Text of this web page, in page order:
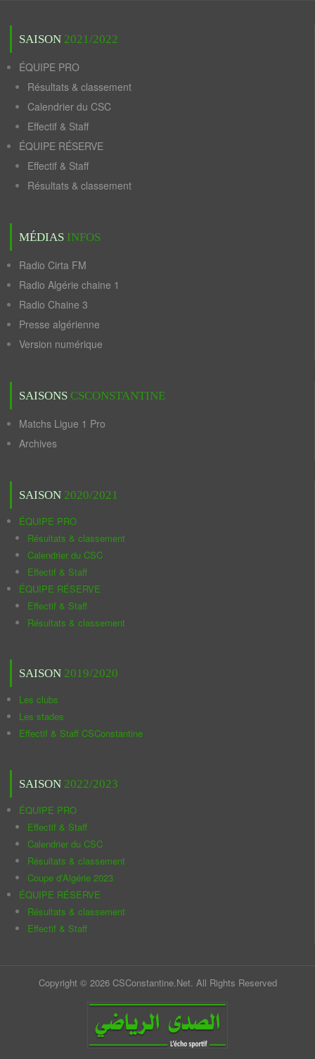
SAISON 2021/2022
ÉQUIPE PRO
Résultats & classement
Calendrier du CSC
Effectif & Staff
ÉQUIPE RÉSERVE
Effectif & Staff
Résultats & classement
MÉDIAS INFOS
Radio Cirta FM
Radio Algérie chaine 1
Radio Chaine 3
Presse algérienne
Version numérique
SAISONS CSCONSTANTINE
Matchs Ligue 1 Pro
Archives
SAISON 2020/2021
ÉQUIPE PRO
Résultats & classement
Calendrier du CSC
Effectif & Staff
ÉQUIPE RÉSERVE
Effectif & Staff
Résultats & classement
SAISON 2019/2020
Les clubs
Les stades
Effectif & Staff CSConstantine
SAISON 2022/2023
ÉQUIPE PRO
Effectif & Staff
Calendrier du CSC
Résultats & classement
Coupe d'Algérie 2023
ÉQUIPE RÉSERVE
Résultats & classement
Effectif & Staff
Copyright © 2026 CSConstantine.Net. All Rights Reserved